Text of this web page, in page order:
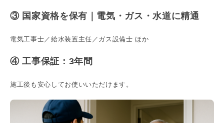
③ 国家資格を保有｜電気・ガス・水道に精通
電気工事士／給水装置主任／ガス設備士 ほか
④ 工事保証：3年間
施工後も安心してお使いいただけます。